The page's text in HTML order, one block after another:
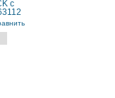
с